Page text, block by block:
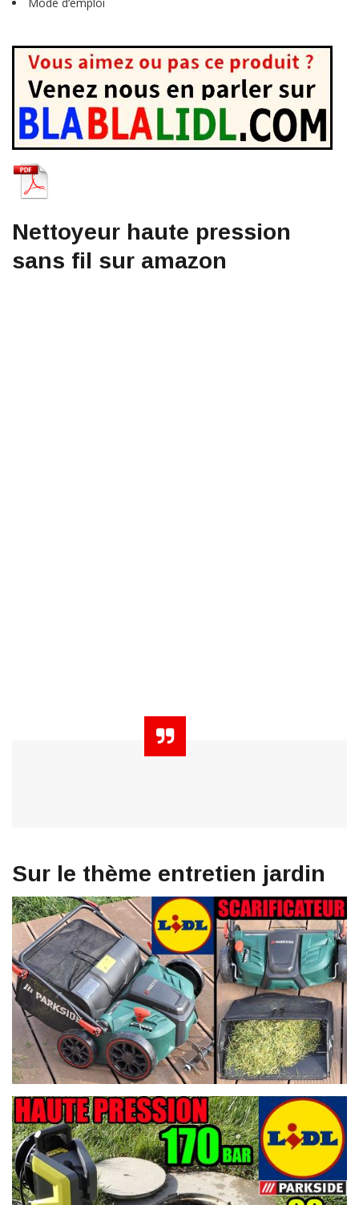
Nettoyeur haute pression
sans fil sur amazon
Sur le thème entretien jardin